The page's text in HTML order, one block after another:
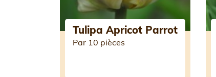
Tulipa Apricot Parrot
Par 10 pièces